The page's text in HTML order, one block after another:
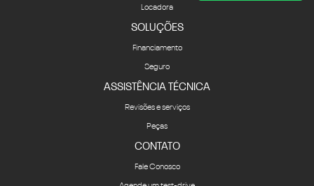
Locadora
SOLUÇÕES
Financiamento
Seguro
ASSISTÊNCIA TÉCNICA
Revisões e serviços
Peças
CONTATO
Fale Conosco